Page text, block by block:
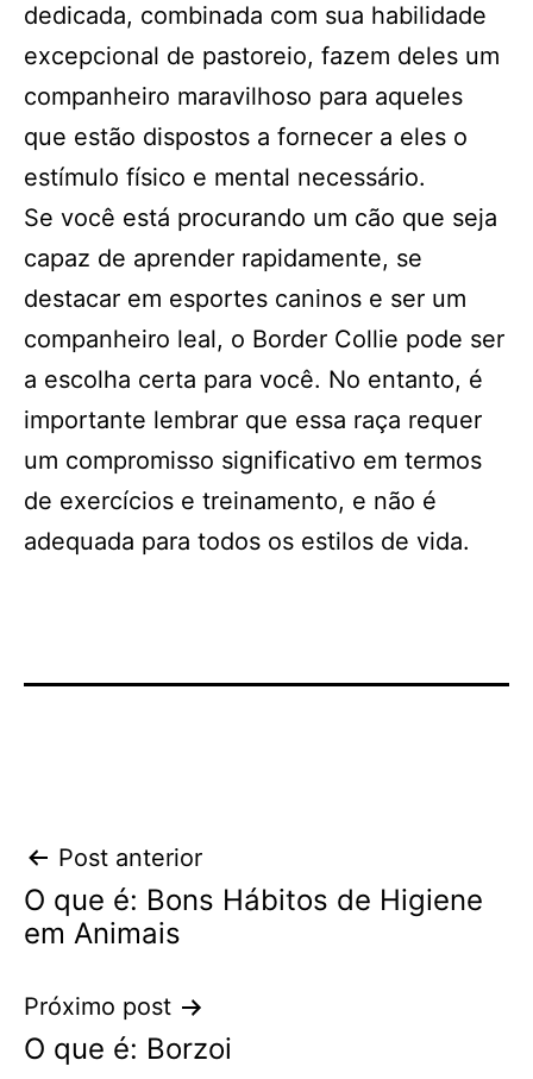
dedicada, combinada com sua habilidade
excepcional de pastoreio, fazem deles um
companheiro maravilhoso para aqueles
que estão dispostos a fornecer a eles o
estímulo físico e mental necessário.
Se você está procurando um cão que seja
capaz de aprender rapidamente, se
destacar em esportes caninos e ser um
companheiro leal, o Border Collie pode ser
a escolha certa para você. No entanto, é
importante lembrar que essa raça requer
um compromisso significativo em termos
de exercícios e treinamento, e não é
adequada para todos os estilos de vida.
Navegação
de
Post anterior
O que é: Bons Hábitos de Higiene
em Animais
Próximo post
O que é: Borzoi